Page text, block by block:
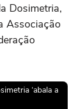
Dosimetria,
Associação
‘abala a